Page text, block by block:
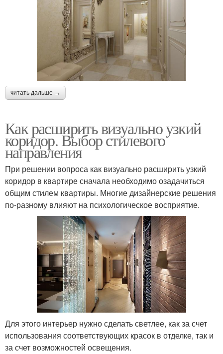
читать дальше →
Как расширить визуально узкий
коридор. Выбор стилевого
направления
При решении вопроса как визуально расширить узкий
коридор в квартире сначала необходимо озадачиться
общим стилем квартиры. Многие дизайнерские решения
по-разному влияют на психологическое восприятие.
Для этого интерьер нужно сделать светлее, как за счет
использования соответствующих красок в отделке, так и
за счет возможностей освещения.